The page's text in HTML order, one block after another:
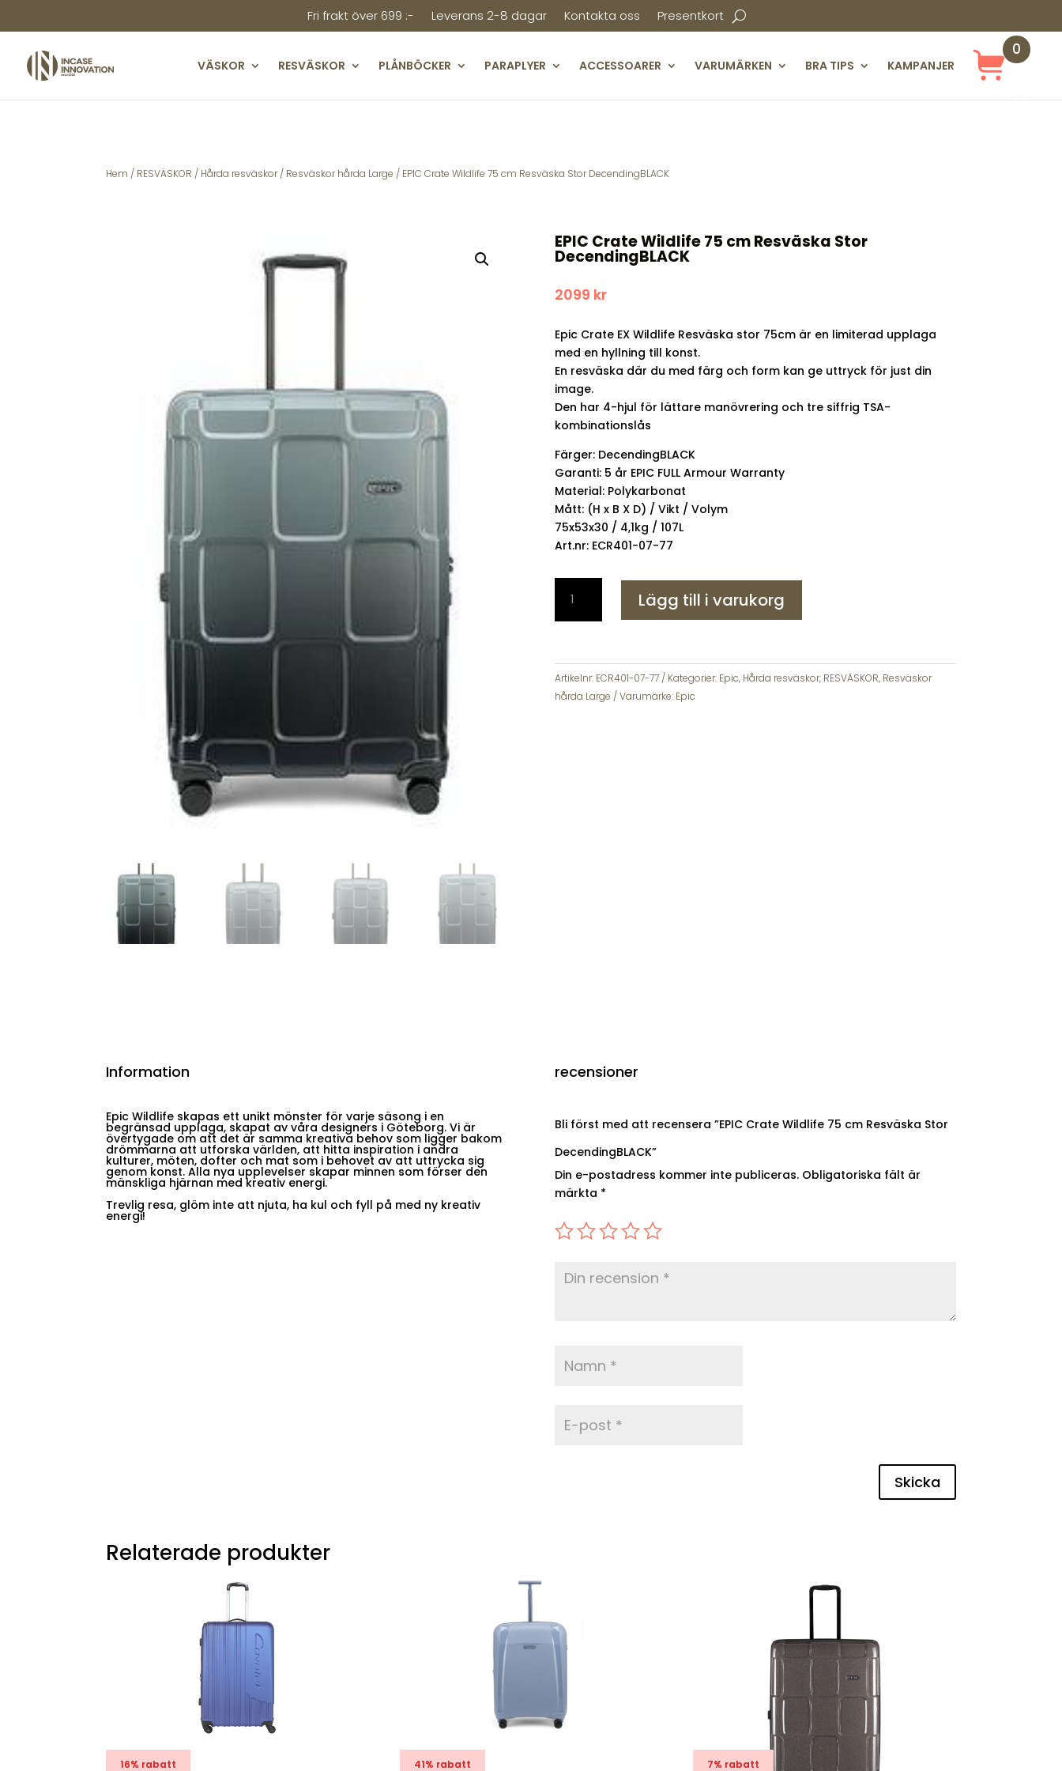
Fri frakt över 699 :- Leverans 2-8 dagar Kontakta oss Presentkort
VÄSKOR RESVÄSKOR PLÅNBÖCKER PARAPLYER ACCESSOARER VARUMÄRKEN BRA TIPS KAMPANJER
0
ekt
Hem / RESVÄSKOR / Hårda resväskor/ Resväskor hårda Large / EPIC Crate Wildlife 75 cm Resväska Stor DecendingBLACK
EPIC Crate Wildlife 75 cm Resväska Stor
DecendingBLACK
2099 kr
Epic Crate EX Wildlife Resväska stor 75cm är en limiterad upplaga
med en hyllning till konst.
En resväska där du med färg och form kan ge uttryck för just din
image.
Den har 4-hjul för lättare manövrering och tre siffrig TSA-
kombinationslås
Färger: DecendingBLACK
Garanti: 5 år EPIC FULL Armour Warranty
Material: Polykarbonat
Mått: (H x B X D) / Vikt / Volym
75x53x30 / 4,1kg / 107L
Art.nr: ECR401-07-77
Crate
Wildlife
cm
Resväska
Stor
Lägg till i varukorg
Artikelnr: ECR401-07-77 Kategorier: Epic, Hårda resväskor, RESVÄSKOR, Resväskor
hårda Large
Varumärke: Epic
Information
Epic Wildlife skapas ett unikt mönster för varje säsong i en
begränsad upplaga, skapat av våra designers i Göteborg. Vi är
övertygade om att det är samma kreativa behov som ligger bakom
drömmarna att utforska världen, att hitta inspiration i andra
kulturer, möten, dofter och mat som i behovet av att uttrycka sig
genom konst. Alla nya upplevelser skapar minnen som förser den
mänskliga hjärnan med kreativ energi.
Trevlig resa, glöm inte att njuta, ha kul och fyll på med ny kreativ
energi!
recensioner
Bli först med att recensera ”EPIC Crate Wildlife 75 cm Resväska Stor
DecendingBLACK”
Din e-postadress kommer inte publiceras. Obligatoriska fält är
märkta *
Skicka
Relaterade produkter
16% rabatt 41% rabatt 7% rabatt